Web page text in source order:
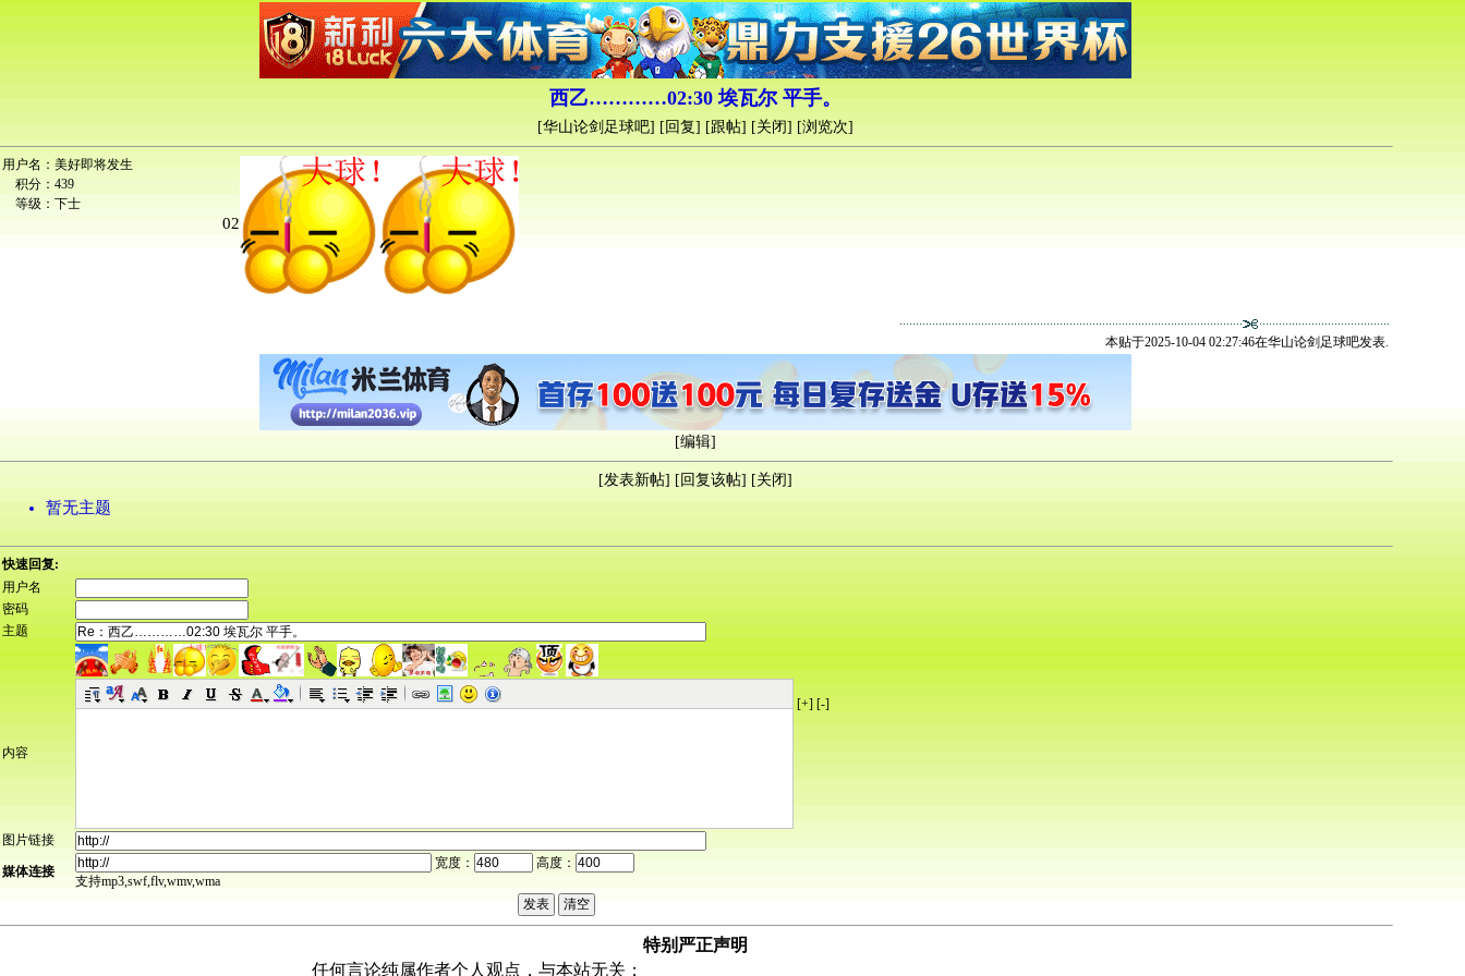
西乙…………02:30 埃瓦尔 平手。
[华山论剑足球吧] [回复] [跟帖] [关闭] [浏览次]
用户名： 美好即将发生
积分： 439
等级： 下士
02
本贴于2025-10-04 02:27:46在华山论剑足球吧发表.
[编辑]
[发表新帖] [ 回复该帖] [关闭]
暂无主题
快速回复:
用户名
密码
主题
内容
[+] [-]
图片链接
媒体连接
宽度：
高度：
支持mp3,swf,flv,wmv,wma
特别严正声明
任何言论纯属作者个人观点，与本站无关；